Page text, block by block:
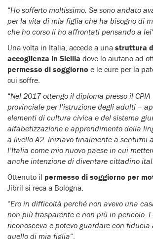
“Ho sofferto moltissimo. Se sono andato
per la vita di mia figlia che ha bisogno di
che ho corso li ho affrontati pensando a lei
Una volta in Italia, accede a una struttura
accoglienza in Sicilia dove lo aiutano ad
permesso di soggiorno e le cure per la
cui soffre.
“Nel 2017 ottengo il diploma presso il CPIA
provinciale per l’istruzione degli adulti –
elementi di cultura civica e del sistema
alfabetizzazione e apprendimento della
a livello A2. Iniziavo finalmente a sentirmi
l’Italia come mio nuovo paese in cui
anche intenzione di diventare cittadino
Ottenuto il permesso di soggiorno per
Jibril si reca a Bologna.
“Ero in difficoltà perché non avevo una
non più trasparente e non più in pericolo.
riconosceva e potevo guardare con
quello di mia figlia“.